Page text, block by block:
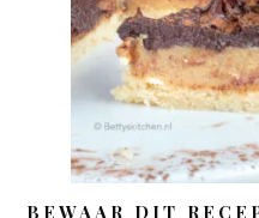
BEWAAR DIT